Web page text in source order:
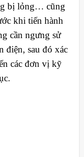
bị lỏng… cũng
khi tiến hành
cần ngưng sử
điện, sau đó xác
các đơn vị kỹ